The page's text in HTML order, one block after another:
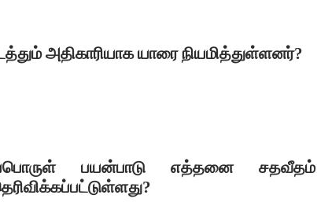
அதிகாரியாக யாரை நியமித்துள்ளனர்?
பயன்பாடு எத்தனை சதவீதம்
?